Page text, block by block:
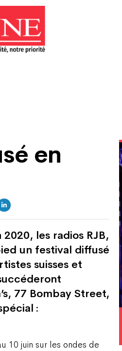
en
les radios RJB,
un festival diffusé
suisses et
77 Bombay Street,
:
10 juin sur les ondes de